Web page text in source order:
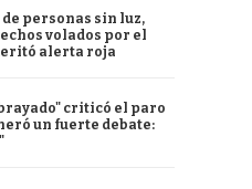
personas sin luz,
volados por el
alerta roja
criticó el paro
un fuerte debate: